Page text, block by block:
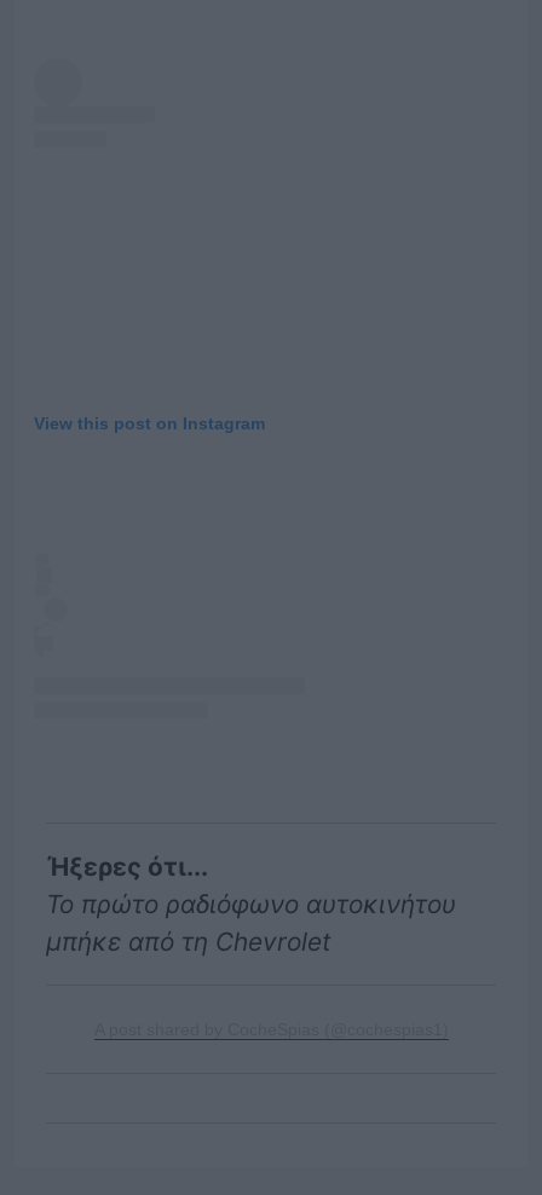
View this post on Instagram
Ήξερες ότι...
Το πρώτο ραδιόφωνο αυτοκινήτου
μπήκε από τη Chevrolet